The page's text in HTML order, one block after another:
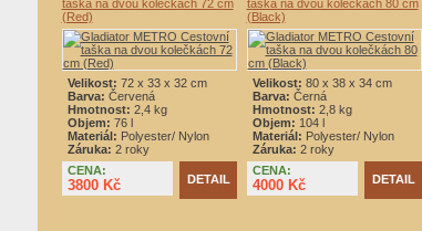
taška na dvou kolečkách 72 cm
(Red)
taška na dvou kolečkách 80 cm
(Black)
Velikost: 72 x 33 x 32 cm
Barva: Červená
Hmotnost: 2,4 kg
Objem: 76 l
Materiál: Polyester/ Nylon
Záruka: 2 roky
Velikost: 80 x 38 x 34 cm
Barva: Černá
Hmotnost: 2,8 kg
Objem: 104 l
Materiál: Polyester/ Nylon
Záruka: 2 roky
CENA:
3800 Kč DETAIL
CENA:
4000 Kč DETAIL